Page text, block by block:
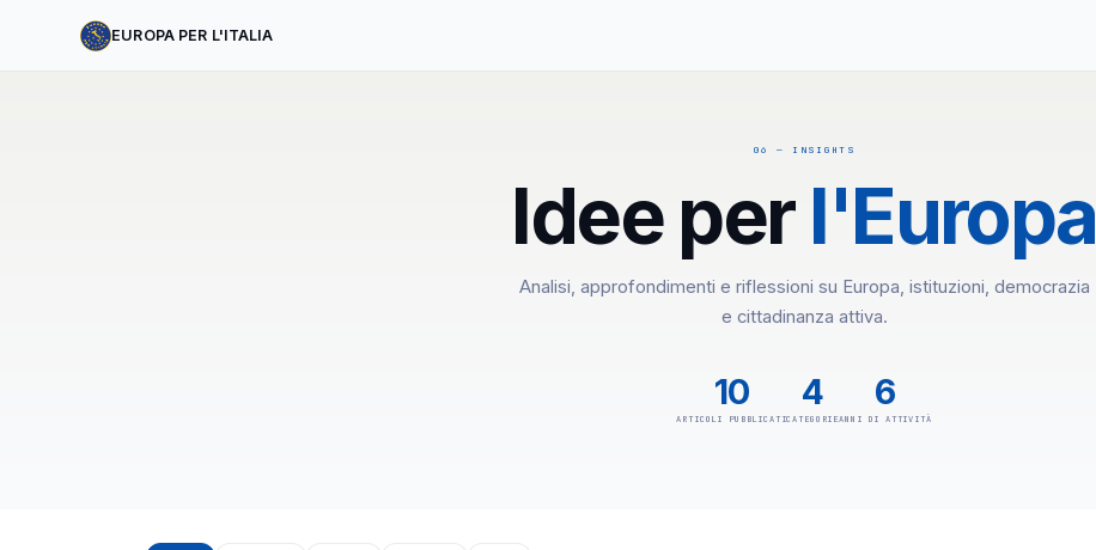
EUROPA PER L'ITALIA
06 — INSIGHTS
Idee perl'Europa
Analisi, approfondimenti e riflessioni su Europa, istituzioni, democrazia
e cittadinanza attiva.
10
ARTICOLI PUBBLICATI
4
CATEGORIE
6
ANNI DI ATTIVITÀ